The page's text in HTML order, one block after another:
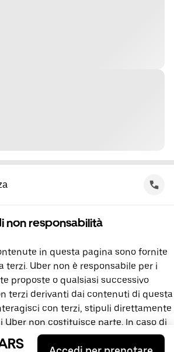
non responsabilità
in questa pagina sono fornite
terzi. Uber non è responsabile per i
proposte o qualsiasi successivo
terzi derivanti dai contenuti di questa
con terzi, stipuli direttamente
non costituisce parte. In caso di
direttamente la terza parte